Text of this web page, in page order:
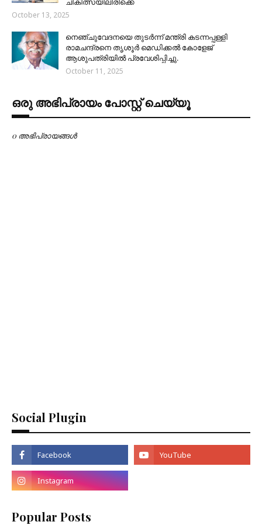
October 13, 2025
നെഞ്ചുവേദനയെ തുടർന്ന് മന്ത്രി കടന്നപ്പള്ളി
രാമചന്ദ്രനെ തൃശൂർ മെഡിക്കൽ കോളേജ്
ആശുപത്രിയിൽ പ്രവേശിപ്പിച്ചു.
October 11, 2025
ഒരു അഭിപ്രായം പോസ്റ്റ് ചെയ്യൂ
0 അഭിപ്രായങ്ങള്‍
Social Plugin
Popular Posts